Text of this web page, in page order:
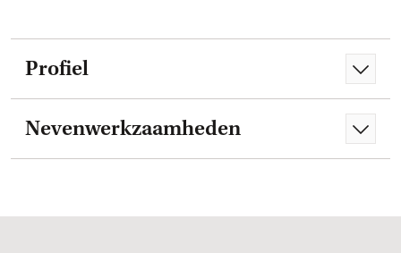
Profiel
Nevenwerkzaamheden